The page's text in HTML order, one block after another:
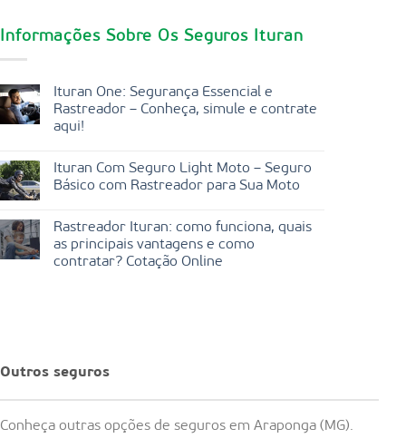
Informações Sobre Os Seguros Ituran
Ituran One: Segurança Essencial e
Rastreador – Conheça, simule e contrate
aqui!
Ituran Com Seguro Light Moto – Seguro
Básico com Rastreador para Sua Moto
Rastreador Ituran: como funciona, quais
as principais vantagens e como
contratar? Cotação Online
Outros seguros
Conheça outras opções de seguros em Araponga (MG).